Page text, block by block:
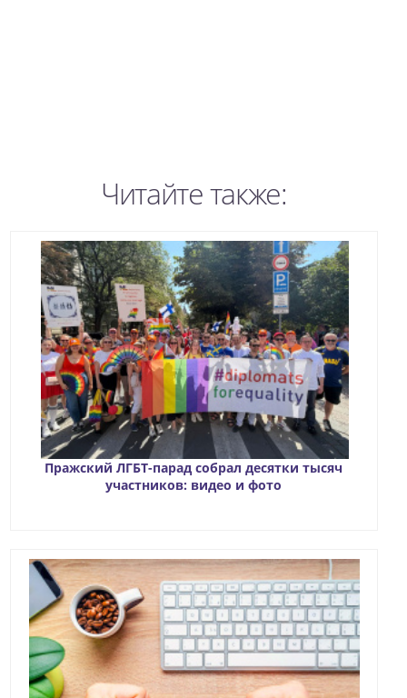
Читайте также:
Пражский ЛГБТ-парад собрал десятки тысяч
участников: видео и фото